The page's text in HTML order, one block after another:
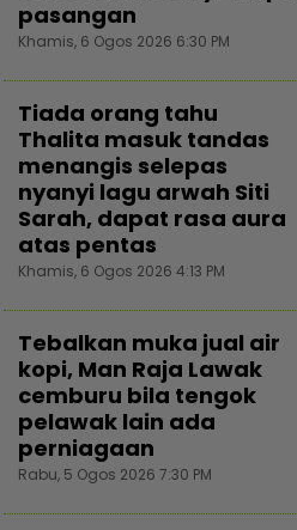
pasangan
Khamis, 6 Ogos 2026 6:30 PM
Tiada orang tahu
Thalita masuk tandas
menangis selepas
nyanyi lagu arwah Siti
Sarah, dapat rasa aura
atas pentas
Khamis, 6 Ogos 2026 4:13 PM
Tebalkan muka jual air
kopi, Man Raja Lawak
cemburu bila tengok
pelawak lain ada
perniagaan
Rabu, 5 Ogos 2026 7:30 PM